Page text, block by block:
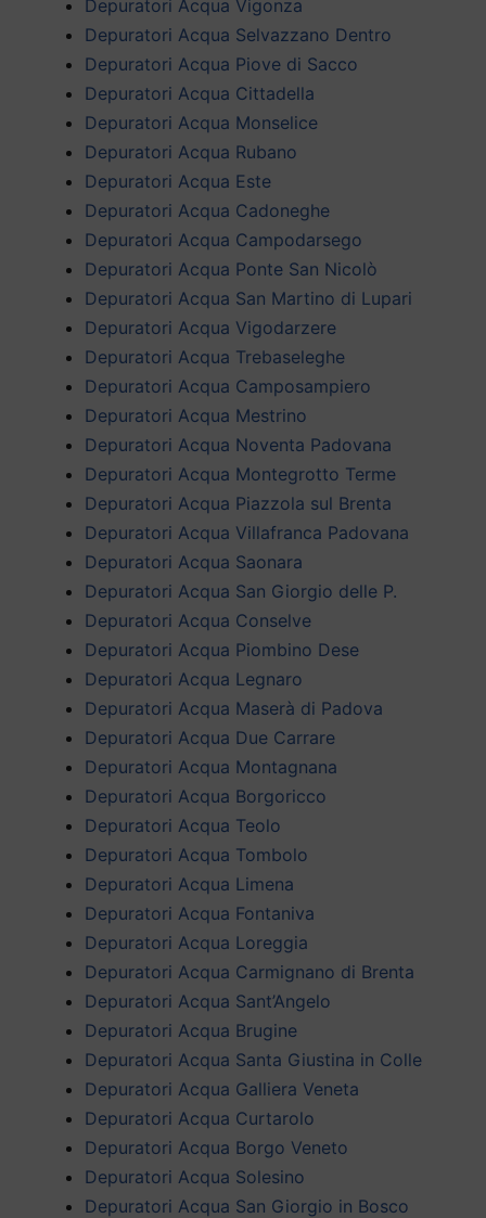
Depuratori Acqua Vigonza
Depuratori Acqua Selvazzano Dentro
Depuratori Acqua Piove di Sacco
Depuratori Acqua Cittadella
Depuratori Acqua Monselice
Depuratori Acqua Rubano
Depuratori Acqua Este
Depuratori Acqua Cadoneghe
Depuratori Acqua Campodarsego
Depuratori Acqua Ponte San Nicolò
Depuratori Acqua San Martino di Lupari
Depuratori Acqua Vigodarzere
Depuratori Acqua Trebaseleghe
Depuratori Acqua Camposampiero
Depuratori Acqua Mestrino
Depuratori Acqua Noventa Padovana
Depuratori Acqua Montegrotto Terme
Depuratori Acqua Piazzola sul Brenta
Depuratori Acqua Villafranca Padovana
Depuratori Acqua Saonara
Depuratori Acqua San Giorgio delle P.
Depuratori Acqua Conselve
Depuratori Acqua Piombino Dese
Depuratori Acqua Legnaro
Depuratori Acqua Maserà di Padova
Depuratori Acqua Due Carrare
Depuratori Acqua Montagnana
Depuratori Acqua Borgoricco
Depuratori Acqua Teolo
Depuratori Acqua Tombolo
Depuratori Acqua Limena
Depuratori Acqua Fontaniva
Depuratori Acqua Loreggia
Depuratori Acqua Carmignano di Brenta
Depuratori Acqua Sant’Angelo
Depuratori Acqua Brugine
Depuratori Acqua Santa Giustina in Colle
Depuratori Acqua Galliera Veneta
Depuratori Acqua Curtarolo
Depuratori Acqua Borgo Veneto
Depuratori Acqua Solesino
Depuratori Acqua San Giorgio in Bosco